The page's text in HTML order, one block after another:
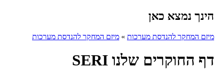
הינך נמצא כאן
מיזם המחקר להנדסת מערכות » מיזם המחקר להנדסת מערכות
דף החוקרים שלנו SERI